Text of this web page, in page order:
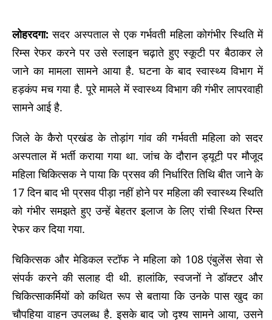
लोहरदगा: सदर अस्पताल से एकगर्भवती महिला कोगंभीर स्थिति में
रिम्स रेफर करने पर उसे स्लाइन चढ़ाते हुए स्कूटी पर बैठाकर ले
जाने का मामला सामने आया है. घटना के बाद स्वास्थ्य विभाग में
हड़कंप मच गया है. पूरे मामले में स्वास्थ्य विभाग की गंभीर लापरवाही
सामने आई है.
जिले के कैरो प्रखंड के तोड़ांग गांव की गर्भवती महिला को सदर
अस्पताल में भर्ती कराया गया था. जांच के दौरान ड्यूटी पर मौजूद
महिला चिकित्सक ने पाया कि प्रसव की निर्धारित तिथि बीत जाने के
17 दिन बाद भी प्रसव पीड़ा नहीं होने पर महिला की स्वास्थ्य स्थिति
को गंभीर समझते हुए उन्हें बेहतर इलाज के लिए रांची स्थित रिम्स
रेफर कर दिया गया.
चिकित्सक और मेडिकल स्टॉफ ने महिला को 108 एंबुलेंस सेवा से
संपर्क करने की सलाह दी थी. हालांकि, स्वजनों ने डॉक्टर और
चिकित्साकर्मियों को कथित रूप से बताया कि उनके पास खुद का
चौपहिया वाहन उपलब्ध है. इसके बाद जो दृश्य सामने आया, उसने